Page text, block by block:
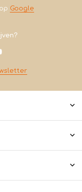
op Google